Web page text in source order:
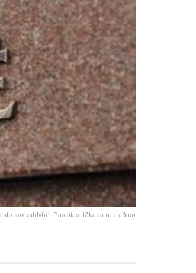
savivaldybë. Pastatas. Iðkaba (uþraðas)